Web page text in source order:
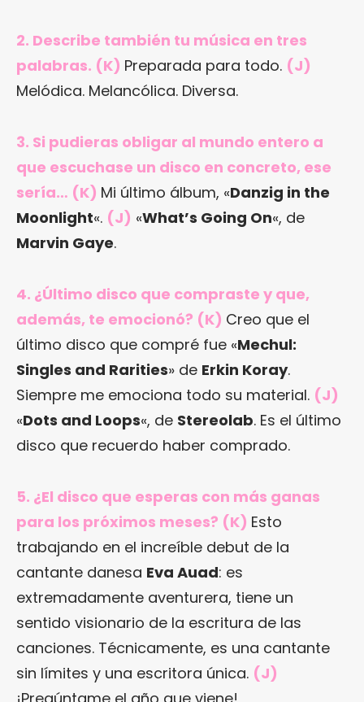
2. Describe también tu música en tres
palabras. (K) Preparada para todo. (J)
Melódica. Melancólica. Diversa.
3. Si pudieras obligar al mundo entero a
que escuchase un disco en concreto, ese
sería… (K) Mi último álbum, «Danzig in the
Moonlight«. (J) «What’s Going On«, de
Marvin Gaye.
4. ¿Último disco que compraste y que,
además, te emocionó? (K) Creo que el
último disco que compré fue «Mechul:
Singles and Rarities» de Erkin Koray.
Siempre me emociona todo su material. (J)
«Dots and Loops«, de Stereolab. Es el último
disco que recuerdo haber comprado.
5. ¿El disco que esperas con más ganas
para los próximos meses? (K) Esto
trabajando en el increíble debut de la
cantante danesa Eva Auad: es
extremadamente aventurera, tiene un
sentido visionario de la escritura de las
canciones. Técnicamente, es una cantante
sin límites y una escritora única. (J)